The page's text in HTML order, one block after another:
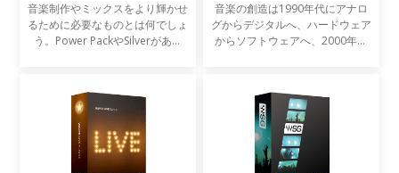
音楽制作やミックスをより輝かせ
るために必要なものとは何でしょ
う。Power PackやSilverがあれ
ックの個性を引き出し、より有機
的にバランスよく文字通
音楽の創造は1990年代にアナロ
グからデジタルへ、ハードウェア
からソフトウェアへ、2000年代
作、ミキシング、マスタリングは
一般的なものになりました。